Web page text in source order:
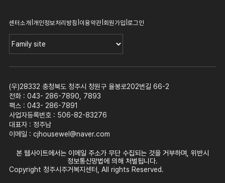
센터소개 개인정보처리방침 이용약관| 회원가입 로그인
(우)28332 충청북도 청주시 청원구 율봉로202번길 66-2
전화 : 043- 286-7890, 7893
팩스 : 043- 286-7891
사업자등록번호 : 506-82-83276
대표자 : 정주남
이메일 : cjhousewel@naver.com
본 웹사이트에서는 이메일 주소가 무단 수집되는 것을 거부하며, 위반시
정보통신망법에 의해 처벌됩니다.
Copyright 청주시주거복지센터, All rights Reserved.